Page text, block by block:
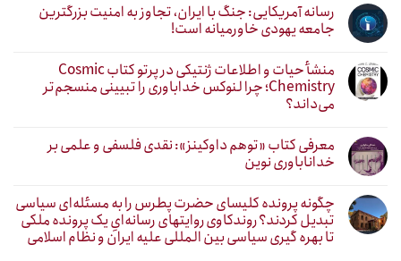
رسانه آمریکایی: جنگ با ایران، تجاوز به امنیت بزرگترین
جامعه یهودی خاورمیانه است!
منشأ حیات و اطلاعات ژنتیکی در پرتو کتاب Cosmic
Chemistry؛ چرا لنوکس خداباوری را تبیینی منسجم‌تر
می‌داند؟
معرفی کتاب «توهم داوکینز»: نقدی فلسفی و علمی بر
خداناباوری نوین
چگونه پرونده کلیسای حضرت پطرس را به مسئله‌ای سیاسی
تبدیل کردند؟ روندکاوی روایتهای رسانه‌ایِ یک پرونده ملکی
تا بهره گیری سیاسی بین المللی علیه ایران و نظام اسلامی